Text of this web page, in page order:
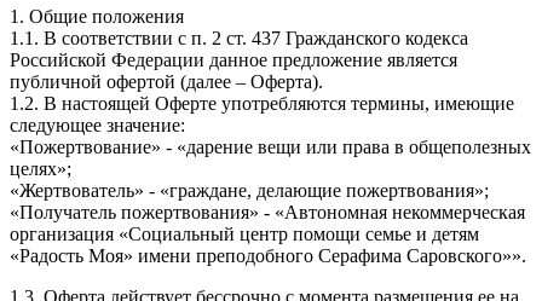
1. Общие положения
1.1. В соответствии с п. 2 ст. 437 Гражданского кодекса
Российской Федерации данное предложение является
публичной офертой (далее – Оферта).
1.2. В настоящей Оферте употребляются термины, имеющие
следующее значение:
«Пожертвование» - «дарение вещи или права в общеполезных
целях»;
«Жертвователь» - «граждане, делающие пожертвования»;
«Получатель пожертвования» - «Автономная некоммерческая
организация «Социальный центр помощи семье и детям
«Радость Моя» имени преподобного Серафима Саровского»».